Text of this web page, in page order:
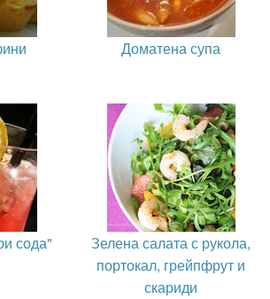
Доматена супа
сода"
Зелена салата с рукола,
портокал, грейпфрут и
скариди